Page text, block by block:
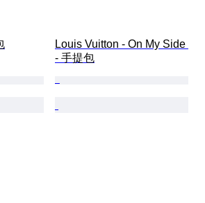
Louis Vuitton - On My Side
- 手提包